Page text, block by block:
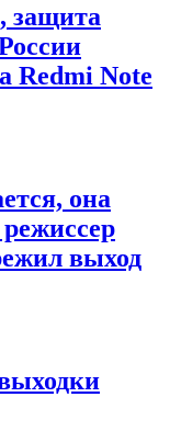
защита
Redmi Note
она
выход